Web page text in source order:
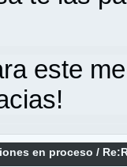
este
en proceso /